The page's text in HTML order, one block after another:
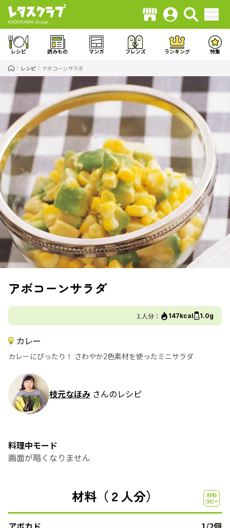
レシピ 読みもの マンガ フレンズ ランキング 特集
レシピ アボコーンサラダ
アボコーンサラダ
１人分： 147kcal 1.0g
カレー
カレーにぴったり！ さわやか2色素材を使ったミニサラダ
枝元なほみ さんのレシピ
料理中モード
画面が暗くなりません
材料（２人分）